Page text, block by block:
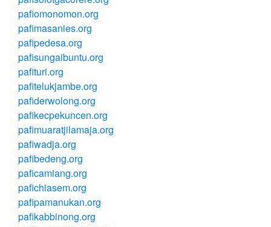
pafiomonomon.org
pafimasanies.org
pafipedesa.org
pafisungaibuntu.org
pafituri.org
pafitelukjambe.org
pafiderwolong.org
pafikecpekuncen.org
pafimuaratjilamaja.org
pafiwadja.org
pafibedeng.org
paficamiang.org
pafichiasem.org
pafipamanukan.org
pafikabbinong.org